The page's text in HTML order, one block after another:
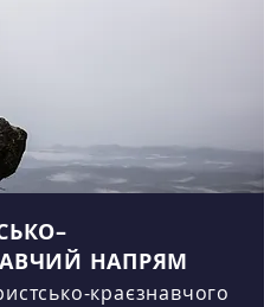
НАПРЯМ
краєзнавчого